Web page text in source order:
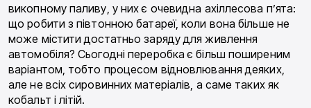
викопному паливу, у них є очевидна ахіллесова п’ята:
що робити з півтонною батареї, коли вона більше не
може містити достатньо заряду для живлення
автомобіля? Сьогодні переробка є більш поширеним
варіантом, тобто процесом від­новлювання деяких,
але не всіх сировинних матеріа­лів, а саме таких як
кобальт і літій.